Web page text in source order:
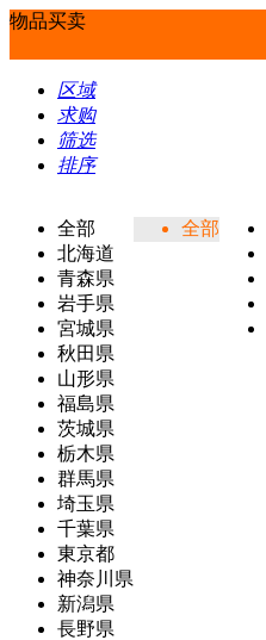
物品买卖
区域
求购
筛选
排序
全部
北海道
青森県
岩手県
宮城県
秋田県
山形県
福島県
茨城県
栃木県
群馬県
埼玉県
千葉県
東京都
神奈川県
新潟県
長野県
全部